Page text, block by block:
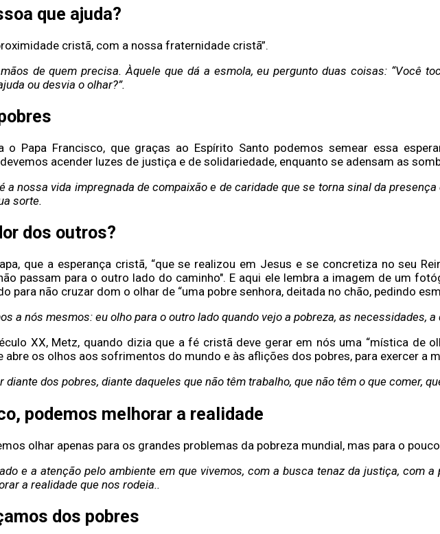
que ajuda?
cristã, com a nossa fraternidade cristã”.
de quem precisa. Àquele que dá a esmola, eu pergunto duas coisas: “Você
ou desvia o olhar?”.
o Papa Francisco, que graças ao Espírito Santo podemos semear essa
acender luzes de justiça e de solidariedade, enquanto se adensam as
a nossa vida impregnada de compaixão e de caridade que se torna sinal da
sorte.
dos outros?
que a esperança cristã, “que se realizou em Jesus e se concretiza no seu
passam para o outro lado do caminho". E aqui ele lembra a imagem de um
para não cruzar dom o olhar de “uma pobre senhora, deitada no chão, pedindo
a nós mesmos: eu olho para o outro lado quando vejo a pobreza, as necessidades,
XX, Metz, quando dizia que a fé cristã deve gerar em nós uma “mística de
abre os olhos aos sofrimentos do mundo e às aflições dos pobres, para exercer a
diante dos pobres, diante daqueles que não têm trabalho, que não têm o que comer,
podemos melhorar a realidade
olhar apenas para os grandes problemas da pobreza mundial, mas para o
e a atenção pelo ambiente em que vivemos, com a busca tenaz da justiça, com
a realidade que nos rodeia..
dos pobres